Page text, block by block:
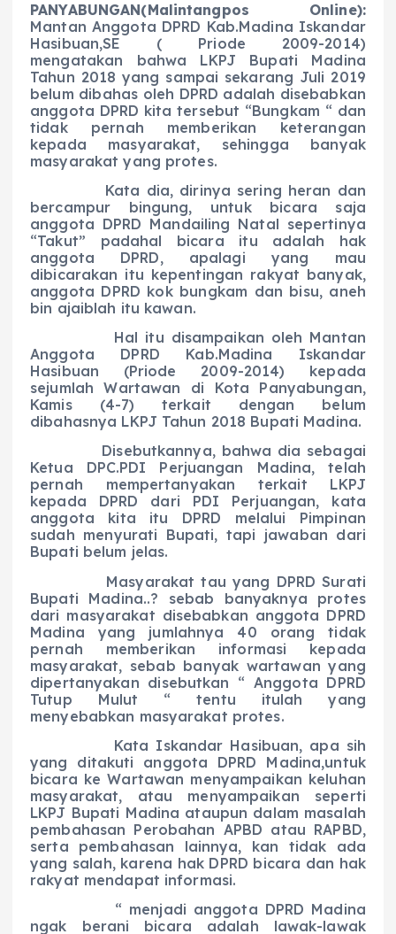
PANYABUNGAN(Malintangpos Online):
Mantan Anggota DPRD Kab.Madina Iskandar
Hasibuan,SE ( Priode 2009-2014)
mengatakan bahwa LKPJ Bupati Madina
Tahun 2018 yang sampai sekarang Juli 2019
belum dibahas oleh DPRD adalah disebabkan
anggota DPRD kita tersebut “Bungkam “ dan
tidak pernah memberikan keterangan
kepada masyarakat, sehingga banyak
masyarakat yang protes.
Kata dia, dirinya sering heran dan
bercampur bingung, untuk bicara saja
anggota DPRD Mandailing Natal sepertinya
“Takut” padahal bicara itu adalah hak
anggota DPRD, apalagi yang mau
dibicarakan itu kepentingan rakyat banyak,
anggota DPRD kok bungkam dan bisu, aneh
bin ajaiblah itu kawan.
Hal itu disampaikan oleh Mantan
Anggota DPRD Kab.Madina Iskandar
Hasibuan (Priode 2009-2014) kepada
sejumlah Wartawan di Kota Panyabungan,
Kamis (4-7) terkait dengan belum
dibahasnya LKPJ Tahun 2018 Bupati Madina.
Disebutkannya, bahwa dia sebagai
Ketua DPC.PDI Perjuangan Madina, telah
pernah mempertanyakan terkait LKPJ
kepada DPRD dari PDI Perjuangan, kata
anggota kita itu DPRD melalui Pimpinan
sudah menyurati Bupati, tapi jawaban dari
Bupati belum jelas.
Masyarakat tau yang DPRD Surati
Bupati Madina..? sebab banyaknya protes
dari masyarakat disebabkan anggota DPRD
Madina yang jumlahnya 40 orang tidak
pernah memberikan informasi kepada
masyarakat, sebab banyak wartawan yang
dipertanyakan disebutkan “ Anggota DPRD
Tutup Mulut “ tentu itulah yang
menyebabkan masyarakat protes.
Kata Iskandar Hasibuan, apa sih
yang ditakuti anggota DPRD Madina,untuk
bicara ke Wartawan menyampaikan keluhan
masyarakat, atau menyampaikan seperti
LKPJ Bupati Madina ataupun dalam masalah
pembahasan Perobahan APBD atau RAPBD,
serta pembahasan lainnya, kan tidak ada
yang salah, karena hak DPRD bicara dan hak
rakyat mendapat informasi.
“ menjadi anggota DPRD Madina
ngak berani bicara adalah lawak-lawak